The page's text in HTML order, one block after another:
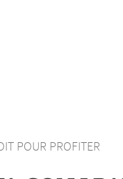
POUR PROFITER